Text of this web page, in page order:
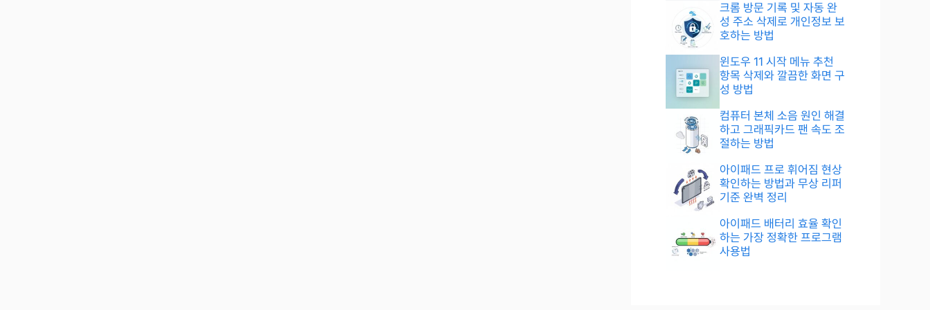
크롬 방문 기록 및 자동 완
성 주소 삭제로 개인정보 보
호하는 방법
윈도우 11 시작 메뉴 추천
항목 삭제와 깔끔한 화면 구
성 방법
컴퓨터 본체 소음 원인 해결
하고 그래픽카드 팬 속도 조
절하는 방법
아이패드 프로 휘어짐 현상
확인하는 방법과 무상 리퍼
기준 완벽 정리
아이패드 배터리 효율 확인
하는 가장 정확한 프로그램
사용법